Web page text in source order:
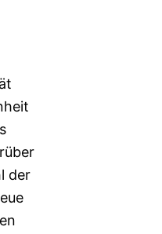
der